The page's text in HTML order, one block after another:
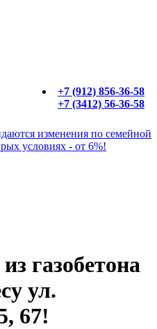
+7 (912) 856-36-58
+7 (3412) 56-36-58
изменения по семейной
условиях - от 6%!
газобетона
ул.
67!